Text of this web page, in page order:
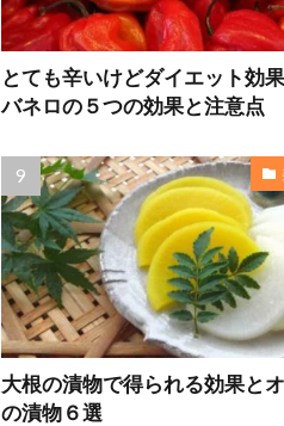
とても辛いけどダイエット効
バネロの５つの効果と注意点
大根の漬物で得られる効果と
の漬物６選